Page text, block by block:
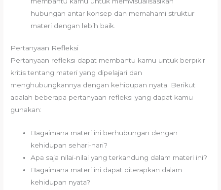
hubungan antar konsep dan memahami struktur
materi dengan lebih baik.
Pertanyaan Refleksi
Pertanyaan refleksi dapat membantu kamu untuk berpikir
kritis tentang materi yang dipelajari dan
menghubungkannya dengan kehidupan nyata. Berikut
adalah beberapa pertanyaan refleksi yang dapat kamu
gunakan:
Bagaimana materi ini berhubungan dengan
kehidupan sehari-hari?
Apa saja nilai-nilai yang terkandung dalam materi ini?
Bagaimana materi ini dapat diterapkan dalam
kehidupan nyata?